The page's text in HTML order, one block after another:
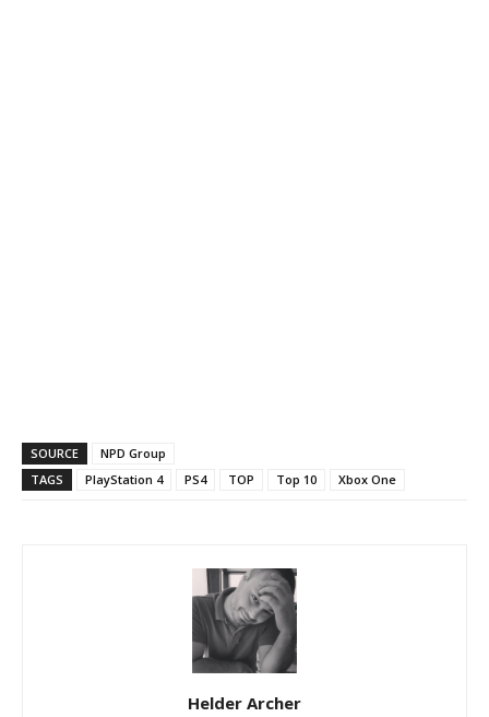
SOURCE
NPD Group
TAGS
PlayStation 4 PS4 TOP Top 10 Xbox One
Helder Archer